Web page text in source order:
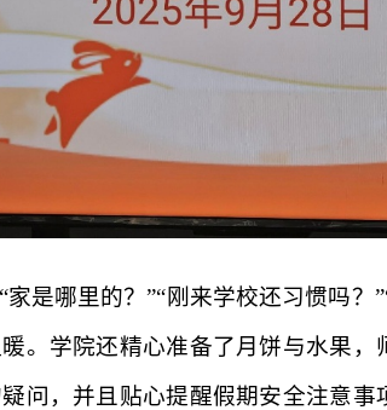
是哪里的？”“刚来学校还习惯吗
。学院还精心准备了月饼与水果
问，并且贴心提醒假期安全注意